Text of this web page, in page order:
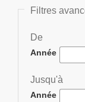
Filtres
De
Année
Jusqu'à
Année